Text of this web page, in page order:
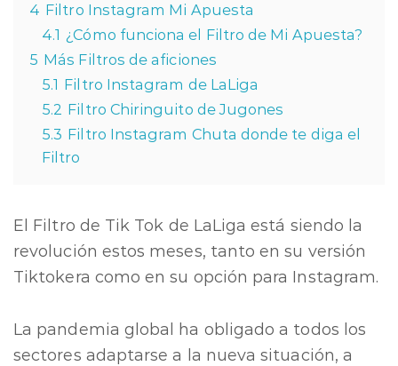
4 Filtro Instagram Mi Apuesta
4.1 ¿Cómo funciona el Filtro de Mi Apuesta?
5 Más Filtros de aficiones
5.1 Filtro Instagram de LaLiga
5.2 Filtro Chiringuito de Jugones
5.3 Filtro Instagram Chuta donde te diga el
Filtro
El Filtro de Tik Tok de LaLiga está siendo la
revolución estos meses, tanto en su versión
Tiktokera como en su opción para Instagram.
La pandemia global ha obligado a todos los
sectores adaptarse a la nueva situación, a